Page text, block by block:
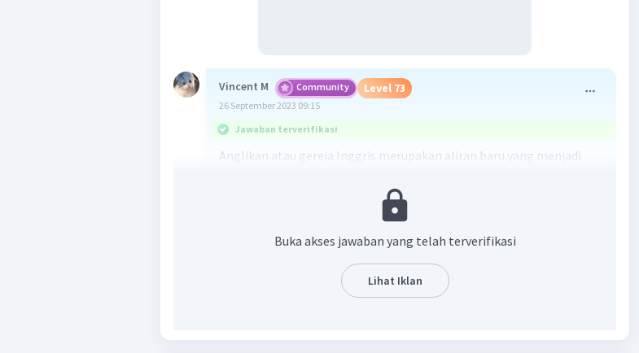
Vincent M Community Level 73
26 September 2023 09:15
Jawaban terverifikasi
Anglikan atau gereja Inggris merupakan aliran baru yang menjadi
aliran gereja baru yang terjadi pada masa reformasi gereja
seperti Calvinisme dan Lutheranisme. Munculnya gereja Anglikan
dipelopori dengan adanya berbagai faktor.
Balas
Buka akses jawaban yang telah terverifikasi
Lihat Iklan